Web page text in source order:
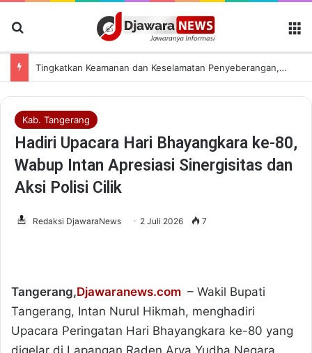
Tingkatkan Keamanan dan Keselamatan Penyeberangan, Jasa Raharja Banten Hadiri Peresmian Sterilisasi Pelabuhan Merak
Kab. Tangerang
Hadiri Upacara Hari Bhayangkara ke-80,
Wabup Intan Apresiasi Sinergisitas dan
Aksi Polisi Cilik
Redaksi DjawaraNews 2 Juli 2026 7
​Tangerang,Djawaranews.com – Wakil Bupati
Tangerang, Intan Nurul Hikmah, menghadiri
Upacara Peringatan Hari Bhayangkara ke-80 yang
digelar di Lapangan Raden Arya Yudha Negara,